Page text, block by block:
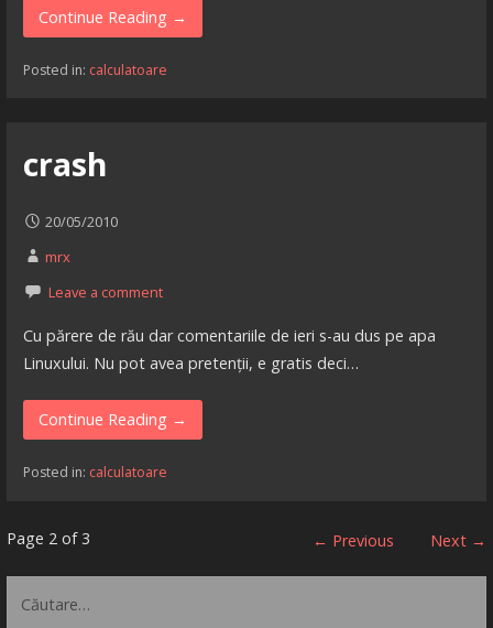
Continue Reading →
Posted in: calculatoare
crash
20/05/2010
mrx
Leave a comment
Cu părere de rău dar comentariile de ieri s-au dus pe apa
Linuxului. Nu pot avea pretenții, e gratis deci…
Continue Reading →
Posted in: calculatoare
Articol
navigation
Page 2 of 3 ← Previous Next →
după: